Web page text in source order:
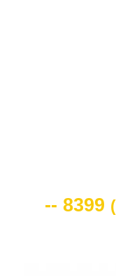
-- 8399 (